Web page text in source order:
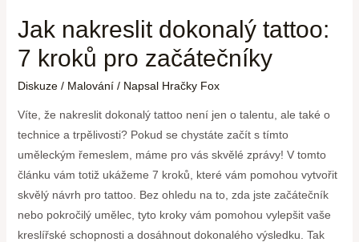
Jak nakreslit dokonalý tattoo:
7 kroků pro začátečníky
Diskuze / Malování/ Napsal Hračky Fox
Víte, že nakreslit dokonalý tattoo není jen o talentu, ale také o
technice a trpělivosti? Pokud se chystáte začít s tímto
uměleckým řemeslem, máme pro vás skvělé zprávy! V tomto
článku vám totiž ukážeme 7 kroků, které vám pomohou vytvořit
skvělý návrh pro tattoo. Bez ohledu na to, zda jste začátečník
nebo pokročilý umělec, tyto kroky vám pomohou vylepšit vaše
kreslířské schopnosti a dosáhnout dokonalého výsledku. Tak